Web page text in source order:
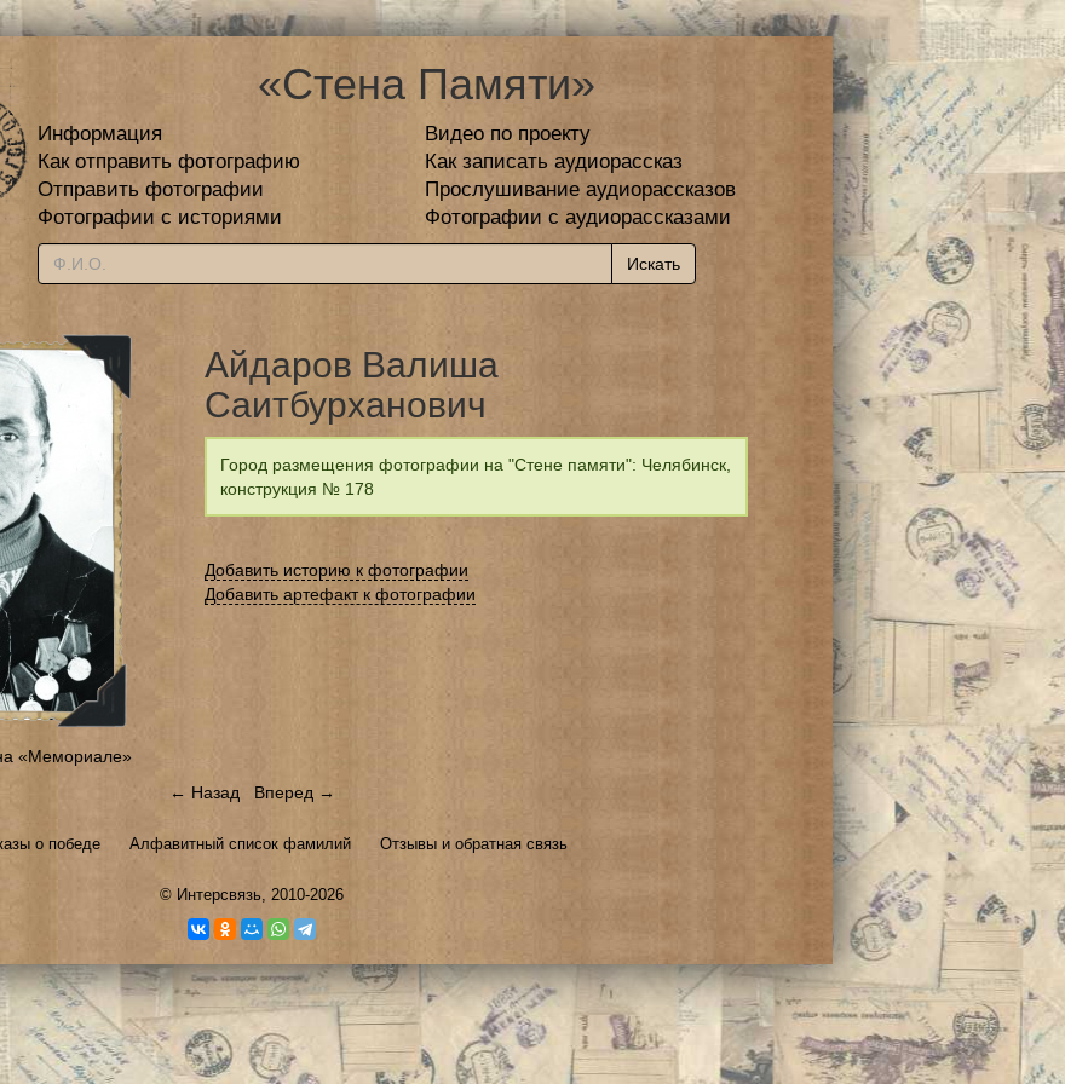
«Стена Памяти»
Информация
Видео по проекту
Как отправить фотографию
Как записать аудиорассказ
Отправить фотографии
Прослушивание аудиорассказов
Фотографии с историями
Фотографии с аудиорассказами
«Мемориале»
Айдаров Валиша
Саитбурханович
Город размещения фотографии на "Стене памяти": Челябинск,
конструкция № 178
Добавить историю к фотографии
Добавить артефакт к фотографии
← Назад Вперед →
о победе Алфавитный список фамилий Отзывы и обратная связь
© Интерсвязь, 2010-2026